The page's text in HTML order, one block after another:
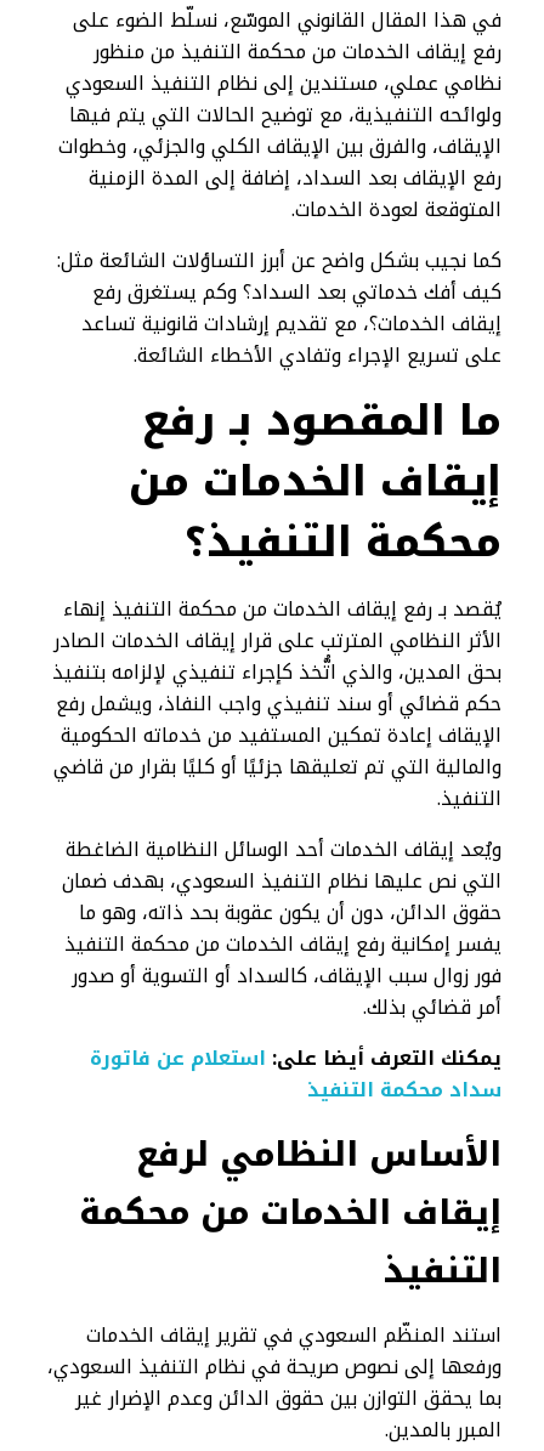
في هذا المقال القانوني الموسّع، نسلّط الضوء على
رفع إيقاف الخدمات من محكمة التنفيذ من منظور
نظامي عملي، مستندين إلى نظام التنفيذ السعودي
ولوائحه التنفيذية، مع توضيح الحالات التي يتم فيها
الإيقاف، والفرق بين الإيقاف الكلي والجزئي، وخطوات
رفع الإيقاف بعد السداد، إضافة إلى المدة الزمنية
المتوقعة لعودة الخدمات.
كما نجيب بشكل واضح عن أبرز التساؤلات الشائعة مثل:
كيف أفك خدماتي بعد السداد؟ وكم يستغرق رفع
إيقاف الخدمات؟، مع تقديم إرشادات قانونية تساعد
على تسريع الإجراء وتفادي الأخطاء الشائعة.
ما المقصود بـ رفع
إيقاف الخدمات من
محكمة التنفيذ​؟
يُقصد بـ رفع إيقاف الخدمات من محكمة التنفيذ إنهاء
الأثر النظامي المترتب على قرار إيقاف الخدمات الصادر
بحق المدين، والذي اتُّخذ كإجراء تنفيذي لإلزامه بتنفيذ
حكم قضائي أو سند تنفيذي واجب النفاذ، ويشمل رفع
الإيقاف إعادة تمكين المستفيد من خدماته الحكومية
والمالية التي تم تعليقها جزئيًا أو كليًا بقرار من قاضي
التنفيذ.
ويُعد إيقاف الخدمات أحد الوسائل النظامية الضاغطة
التي نص عليها نظام التنفيذ السعودي، بهدف ضمان
حقوق الدائن، دون أن يكون عقوبة بحد ذاته، وهو ما
يفسر إمكانية رفع إيقاف الخدمات من محكمة التنفيذ
فور زوال سبب الإيقاف، كالسداد أو التسوية أو صدور
أمر قضائي بذلك.
يمكنك التعرف أيضا على: استعلام عن فاتورة
سداد محكمة التنفيذ
الأساس النظامي لرفع
إيقاف الخدمات من محكمة
التنفيذ
استند المنظّم السعودي في تقرير إيقاف الخدمات
ورفعها إلى نصوص صريحة في نظام التنفيذ السعودي،
بما يحقق التوازن بين حقوق الدائن وعدم الإضرار غير
المبرر بالمدين.